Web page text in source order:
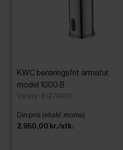
KWC berøringsfrit armatur,
model 1000 B
Varenr: 81274913
Din pris (ekskl. moms)
2.950,00 kr./stk.